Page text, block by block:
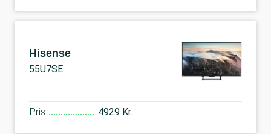
Hisense
55U7SE
Pris 4929 Kr.